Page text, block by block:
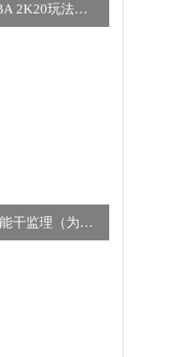
NBA 2K20好玩吗 NBA 2K20玩法简介
今日年轻人为什么不能干监理（为什么年轻人不适合干监理的真正原因）